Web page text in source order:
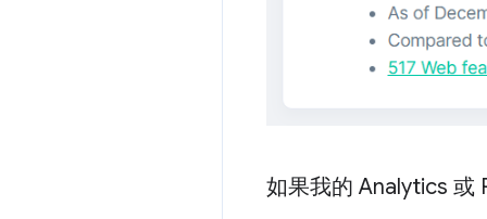
如果我的 Analytics 或